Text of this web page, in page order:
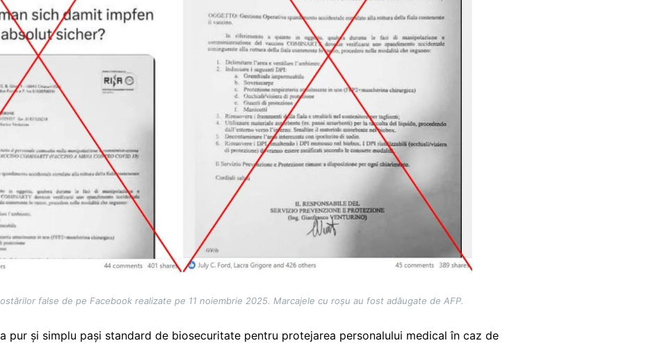
false de pe Facebook realizate pe 11 noiembrie 2025. Marcajele cu roșu au fost adăugate de AFP.
pur și simplu pași standard de biosecuritate pentru protejarea personalului medical în caz de